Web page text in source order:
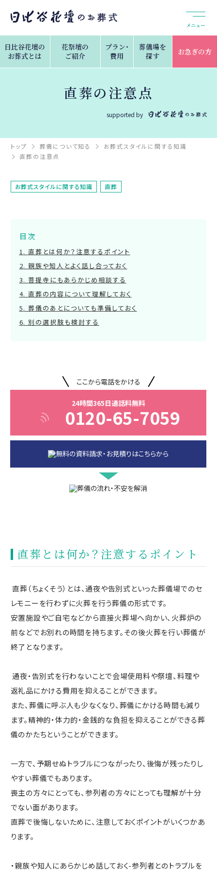
メニュー
日比谷花壇の
お葬式とは
花祭壇の
ご紹介
プラン・
費用
葬儀場を
探す
お急ぎの方
直葬の注意点
supported by
トップ 葬儀について知る
お葬式スタイルに関する知識
直葬の注意点
お葬式スタイルに関する知識 直葬
目次
直葬とは何か？注意するポイント
親族や知人とよく話し合っておく
菩提寺にもあらかじめ相談する
直葬の内容について理解しておく
葬儀のあとについても準備しておく
別の選択肢も検討する
ここから電話をかける
24時間365日通話料無料
0120-65-7059
直葬とは何か？注意するポイント
直葬（ちょくそう）とは、通夜や告別式といった葬儀場でのセ
レモニーを行わずに火葬を行う葬儀の形式です。
安置施設やご自宅などから直接火葬場へ向かい、火葬炉の
前などでお別れの時間を持ちます。その後火葬を行い葬儀が
終了となります。
通夜・告別式を行わないことで会場使用料や祭壇、料理や
返礼品にかける費用を抑えることができます。
また、葬儀に呼ぶ人も少なくなり、葬儀にかける時間も減り
ます。精神的・体力的・金銭的な負担を抑えることができる葬
儀のかたちということができます。
一方で、予期せぬトラブルにつながったり、後悔が残ったりし
やすい葬儀でもあります。
喪主の方々にとっても、参列者の方々にとっても理解が十分
でない面があります。
直葬で後悔しないために、注意しておくポイントがいくつかあ
ります。
・親族や知人にあらかじめ話しておく-参列者とのトラブルを